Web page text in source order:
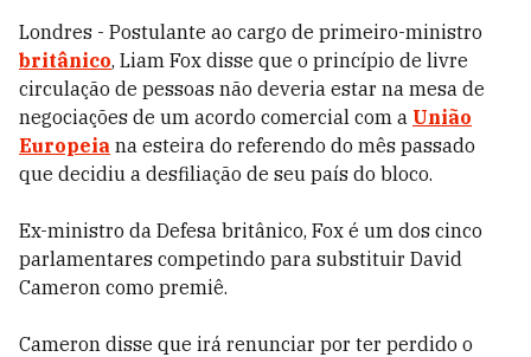
Londres - Postulante ao cargo de primeiro-ministro
britânico, Liam Fox disse que o princípio de livre
circulação de pessoas não deveria estar na mesa de
negociações de um acordo comercial com a União
Europeia na esteira do referendo do mês passado
que decidiu a desfiliação de seu país do bloco.
Ex-ministro da Defesa britânico, Fox é um dos cinco
parlamentares competindo para substituir David
Cameron como premiê.
Cameron disse que irá renunciar por ter perdido o